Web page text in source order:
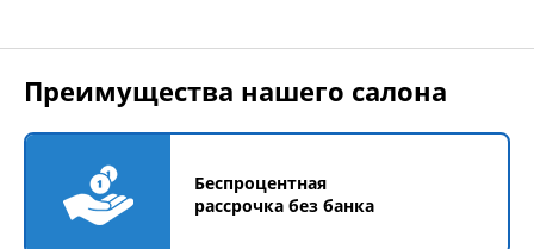
Преимущества нашего салона
Беспроцентная
рассрочка без банка